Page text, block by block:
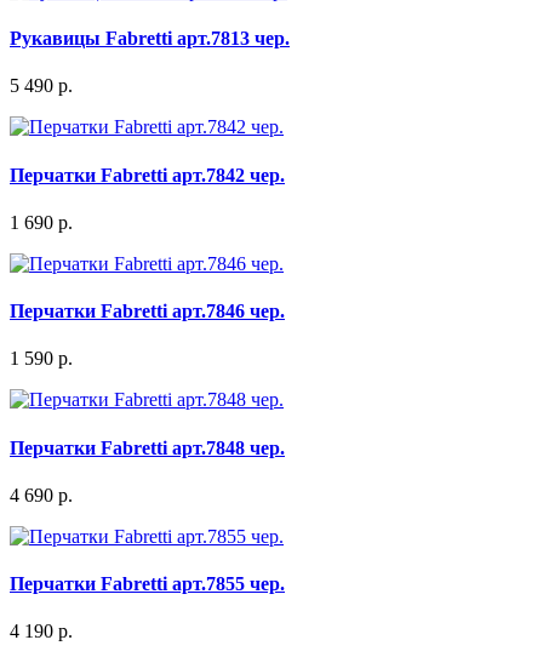
Рукавицы Fabretti арт.7813 чер.
5 490 р.
Перчатки Fabretti арт.7842 чер.
1 690 р.
Перчатки Fabretti арт.7846 чер.
1 590 р.
Перчатки Fabretti арт.7848 чер.
4 690 р.
Перчатки Fabretti арт.7855 чер.
4 190 р.